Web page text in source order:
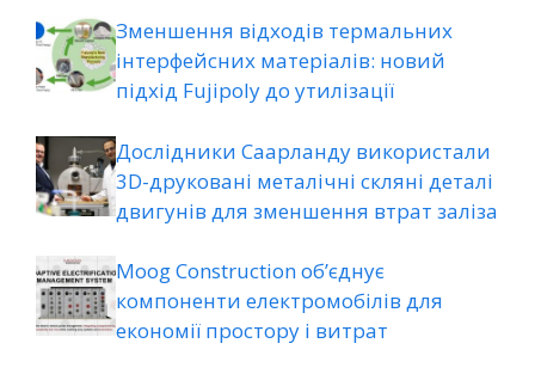
Зменшення відходів термальних
інтерфейсних матеріалів: новий
підхід Fujipoly до утилізації
Дослідники Саарланду використали
3D-друковані металічні скляні деталі
двигунів для зменшення втрат заліза
Moog Construction об’єднує
компоненти електромобілів для
економії простору і витрат